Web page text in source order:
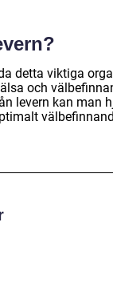
detta viktiga
och
levern kan man